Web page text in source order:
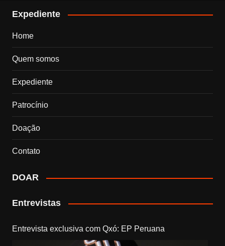
Expediente
Home
Quem somos
Expediente
Patrocínio
Doação
Contato
DOAR
Entrevistas
Entrevista exclusiva com Qxó: EP Peruana